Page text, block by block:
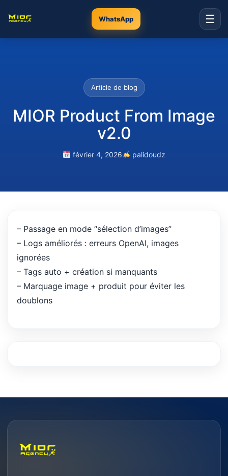
WhatsApp ☰
Article de blog
MIOR Product From Image
v2.0
février 4, 2026 palidoudz
– Passage en mode “sélection d’images”
– Logs améliorés : erreurs OpenAI, images
ignorées
– Tags auto + création si manquants
– Marquage image + produit pour éviter les
doublons